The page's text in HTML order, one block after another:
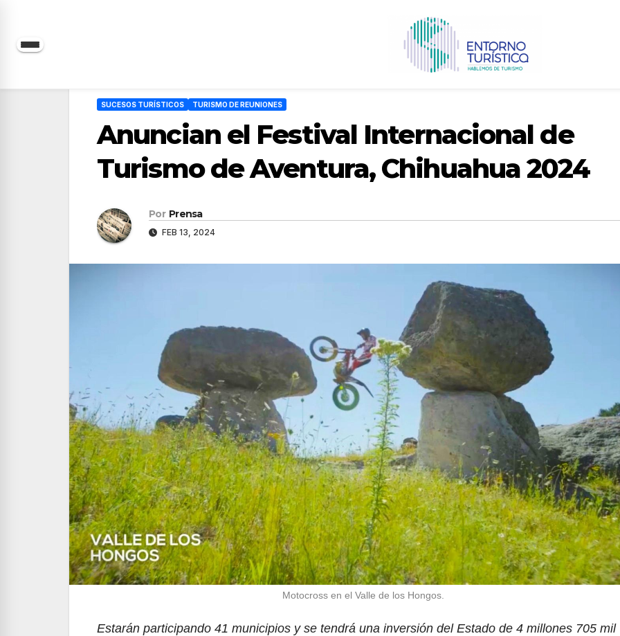
Saltar
SUCESOS TURÍSTICOS TURISMO DE REUNIONES
Anuncian el Festival Internacional de
Turismo de Aventura, Chihuahua 2024
Por Prensa
FEB 13, 2024
Motocross en el Valle de los Hongos.
Estarán participando 41 municipios y se tendrá una inversión del Estado de 4 millones 705 mil